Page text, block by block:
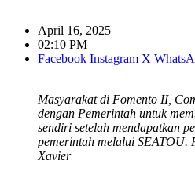
April 16, 2025
02:10 PM
Facebook Instagram X
Masyarakat di Fomento II,
dengan Pemerintah untuk
sendiri setelah mendapatkan
pemerintah melalui SEATOU.
Xavier